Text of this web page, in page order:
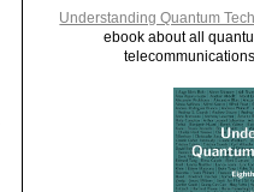
Understanding Quantum
ebook about all